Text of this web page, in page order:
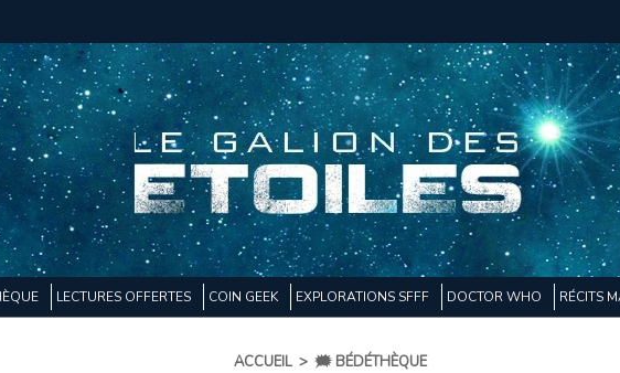
LECTURES OFFERTES COIN GEEK EXPLORATIONS SFFF DOCTOR WHO RÉCITS
ACCUEIL > 🗯️ BÉDÉTHÈQUE